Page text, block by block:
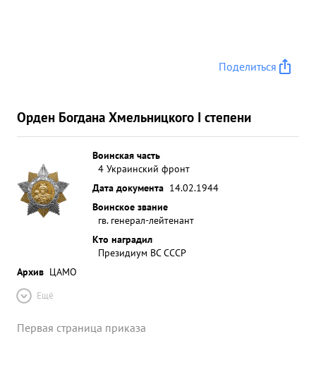
Поделиться
Орден Богдана Хмельницкого I степени
Воинская часть
4 Украинский фронт
Дата документа 14.02.1944
Воинское звание
гв. генерал-лейтенант
Кто наградил
Президиум ВС СССР
Архив ЦАМО
Ещё
Первая страница приказа